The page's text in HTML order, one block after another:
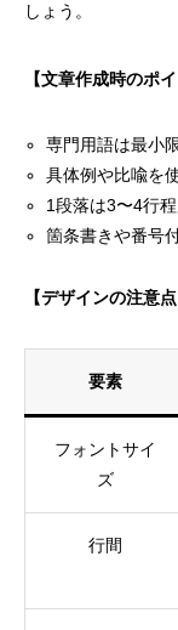
しょう。
【文章作成時のポイ
専門用語は最小
具体例や比喩を
1段落は3〜4行
箇条書きや番号
【デザインの注意点
要素
フォントサイ
ズ
行間